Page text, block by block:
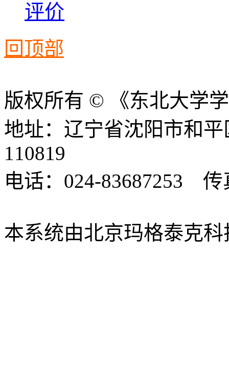
评价
回顶部
版权所有 © 《东北大学
地址：辽宁省沈阳市和
110819
电话：024-83687253
本系统由北京玛格泰克